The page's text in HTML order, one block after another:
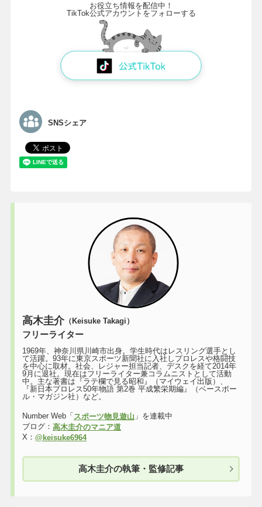
お役立ち情報を配信中！
TikTok公式アカウントをフォローする
SNSシェア
高木圭介（Keisuke Takagi）
フリーライター
1969年、神奈川県川崎市出身。学生時代はレスリング選手とし
て活躍。93年に東京スポーツ新聞社に入社しプロレスや格闘技
を中心に取材。社会、レジャー担当記者、デスクを経て2014年
9月に退社。現在はフリーライター兼コラムニストとして活動
中。主な著書は『ラテ欄で見る昭和』（マイウェイ出版）、
『新日本プロレス50年物語 第2巻 平成繁栄期編』（ベースボー
ル・マガジン社）など。
Number Web「 スポーツ物見遊山 」を連載中
ブログ： 高木圭介のマニア道
X： @keisuke6964
高木圭介の執筆・監修記事